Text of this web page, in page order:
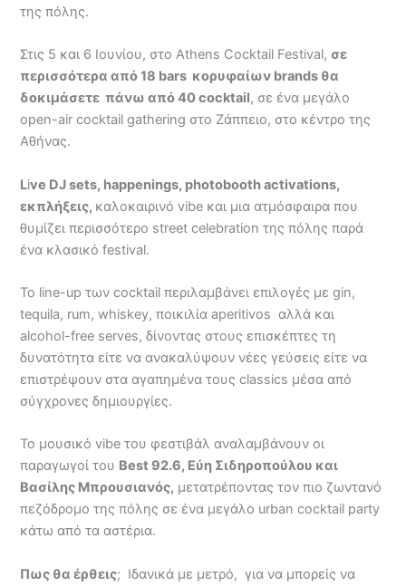
της πόλης.
Στις 5 και 6 Ιουνίου, στο Athens Cocktail Festival, σε
περισσότερα από 18 bars κορυφαίων brands θα
δοκιμάσετε πάνω από 40 cocktail, σε ένα μεγάλο
open-air cocktail gathering στο Ζάππειο, στο κέντρο της
Αθήνας.
Live DJ sets, happenings, photobooth activations,
εκπλήξεις, καλοκαιρινό vibe και μια ατμόσφαιρα που
θυμίζει περισσότερο street celebration της πόλης παρά
ένα κλασικό festival.
Το line-up των cocktail περιλαμβάνει επιλογές με gin,
tequila, rum, whiskey, ποικιλία aperitivos αλλά και
alcohol-free serves, δίνοντας στους επισκέπτες τη
δυνατότητα είτε να ανακαλύψουν νέες γεύσεις είτε να
επιστρέψουν στα αγαπημένα τους classics μέσα από
σύγχρονες δημιουργίες.
Το μουσικό vibe του φεστιβάλ αναλαμβάνουν οι
παραγωγοί του Best 92.6, Εύη Σιδηροπούλου και
Βασίλης Μπρουσιανός, μετατρέποντας τον πιο ζωντανό
πεζόδρομο της πόλης σε ένα μεγάλο urban cocktail party
κάτω από τα αστέρια.
Πως θα έρθεις; Ιδανικά με μετρό, για να μπορείς να